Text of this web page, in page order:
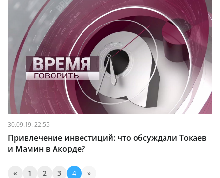
30.09.19, 22:55
Привлечение инвестиций: что обсуждали Токаев
и Мамин в Акорде?
« 1 2 3 4 »